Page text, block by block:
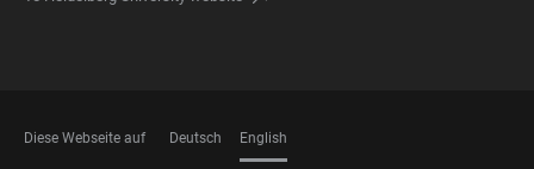
Diese Webseite auf Deutsch English